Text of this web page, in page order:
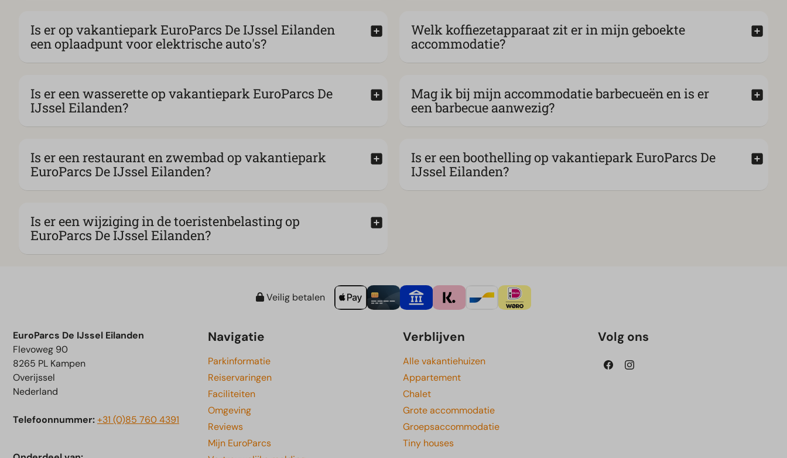
Is er op vakantiepark EuroParcs De IJssel Eilanden
een oplaadpunt voor elektrische auto's?
Is er een wasserette op vakantiepark EuroParcs De
IJssel Eilanden?
Is er een restaurant en zwembad op vakantiepark
EuroParcs De IJssel Eilanden?
Is er een wijziging in de toeristenbelasting op
EuroParcs De IJssel Eilanden?
Welk koffiezetapparaat zit er in mijn geboekte
accommodatie?
Mag ik bij mijn accommodatie barbecueën en is er
een barbecue aanwezig?
Is er een boothelling op vakantiepark EuroParcs De
IJssel Eilanden?
Veilig betalen
EuroParcs De IJssel Eilanden
Flevoweg 90
8265 PL Kampen
Overijssel
Nederland
Telefoonnummer:+31 (0)85 760 4391
Navigatie
Parkinformatie
Reiservaringen
Faciliteiten
Omgeving
Reviews
Mijn EuroParcs
Verblijven
Alle vakantiehuizen
Appartement
Chalet
Grote accommodatie
Groepsaccommodatie
Tiny houses
Volg ons